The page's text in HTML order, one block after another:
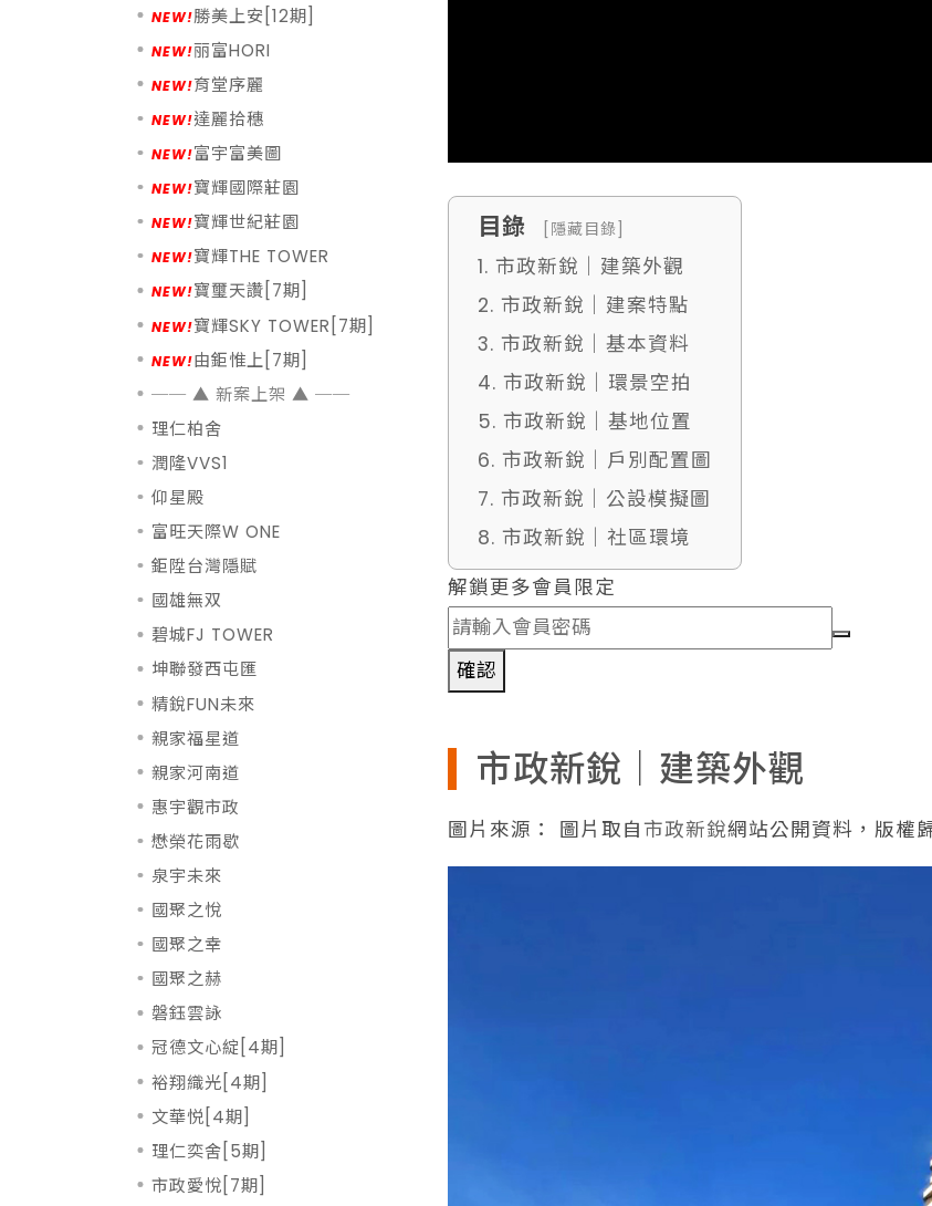
勝美上安[12期]
丽富HORI
育堂序麗
達麗拾穗
富宇富美圖
寶輝國際莊園
寶輝世紀莊園
寶輝THE TOWER
寶璽天讚[7期]
寶輝SKY TOWER[7期]
由鉅惟上[7期]
理仁柏舍
潤隆VVS1
仰星殿
富旺天際W ONE
鉅陞台灣隱賦
國雄無双
碧城FJ TOWER
坤聯發西屯匯
精銳FUN未來
親家福星道
親家河南道
惠宇觀市政
懋榮花雨歇
泉宇未來
國聚之悅
國聚之幸
國聚之赫
磐鈺雲詠
冠德文心綻[4期]
裕翔織光[4期]
文華悦[4期]
理仁奕舍[5期]
市政愛悅[7期]
目錄 [隱藏目錄]
1. 市政新銳｜建築外觀
2. 市政新銳｜建案特點
3. 市政新銳｜基本資料
4. 市政新銳｜環景空拍
5. 市政新銳｜基地位置
6. 市政新銳｜戶別配置圖
7. 市政新銳｜公設模擬圖
8. 市政新銳｜社區環境
解鎖更多會員限定
確認
市政新銳｜建築外觀
圖片來源： 圖片取自市政新銳網站公開資料，版權